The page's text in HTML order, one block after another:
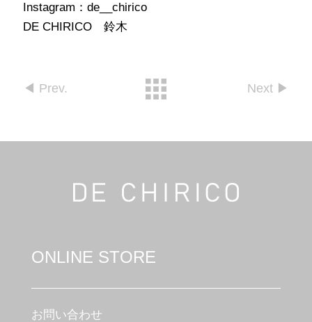
Instagram：de__chirico
DE CHIRICO 鈴木
◀︎ Prev. Next ▶︎︎
ONLINE STORE
お問い合わせ